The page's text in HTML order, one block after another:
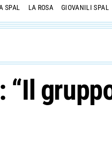
SPAL LA ROSA GIOVANILI SPAL
“Il